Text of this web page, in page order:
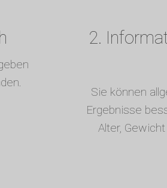
2.
Sie können
Ergebnisse
Alter,